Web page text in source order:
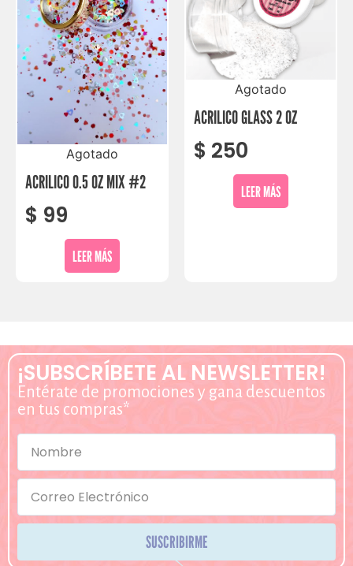
Agotado
ACRILICO 0.5 OZ MIX #2
$ 99
LEER MÁS
Agotado
ACRILICO GLASS 2 OZ
$ 250
LEER MÁS
¡SUBSCRÍBETE AL NEWSLETTER!
Entérate de promociones y gana descuentos
en tus compras*
SUSCRIBIRME